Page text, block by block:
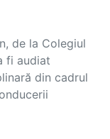
de la Colegiul
fi audiat
din cadrul